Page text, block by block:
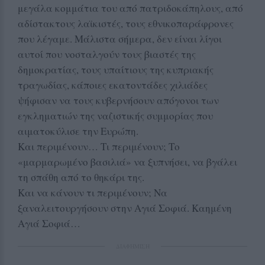
μεγάλα κομμάτια του από πατριδοκάπηλους, από
αδίστακτους λαϊκιστές, τους εθνικοπαράφρονες
που λέγαμε. Μάλιστα σήμερα, δεν είναι λίγοι
αυτοί που νοσταλγούν τους βιαστές της
δημοκρατίας, τους υπαίτιους της κυπριακής
τραγωδίας, κάποιες εκατοντάδες χιλιάδες
ψήφισαν να τους κυβερνήσουν απόγονοι των
εγκληματιών της ναζιστικής συμμορίας που
αιματοκύλισε την Ευρώπη.
Και περιμένουν… Τι περιμένουν; Το
«μαρμαρωμένο βασιλιά» να ξυπνήσει, να βγάλει
τη σπάθη από το θηκάρι της.
Και να κάνουν τι περιμένουν; Να
ξαναλειτουργήσουν στην Αγιά Σοφιά. Καημένη
Αγιά Σοφιά…